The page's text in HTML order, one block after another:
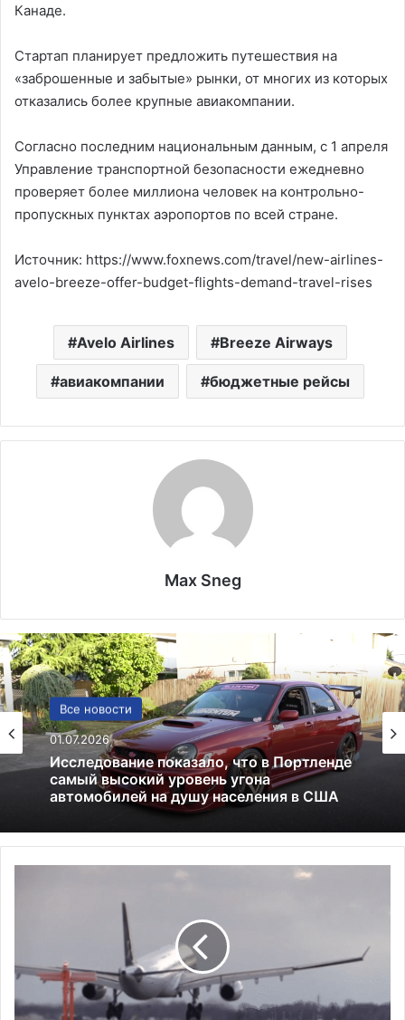
Канаде.
Стартап планирует предложить путешествия на
«заброшенные и забытые» рынки, от многих из которых
отказались более крупные авиакомпании.
Согласно последним национальным данным, с 1 апреля
Управление транспортной безопасности ежедневно
проверяет более миллиона человек на контрольно-
пропускных пунктах аэропортов по всей стране.
Источник: https://www.foxnews.com/travel/new-airlines-
avelo-breeze-offer-budget-flights-demand-travel-rises
Avelo Airlines Breeze Airways
авиакомпании бюджетные рейсы
Max Sneg
Все новости
01.07.2026
Исследование показало, что в Портленде
автомобилей на душу населения в США
США
13.06.2025
Америка имеет огромный избыток сыра
а
т